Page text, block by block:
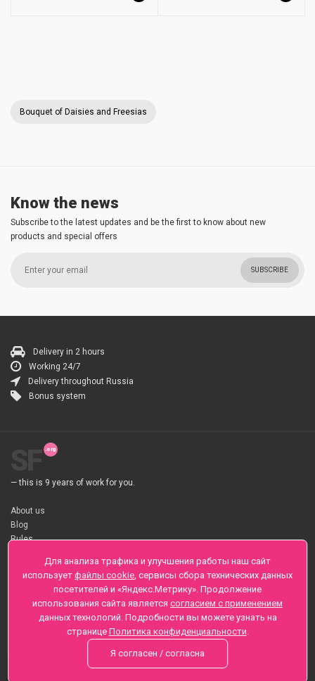
Bouquet of Daisies and Freesias
Know the news
Subscribe to the latest updates and be the first to know about new
products and special offers
SUBSCRIBE
Delivery in 2 hours
Working 24/7
Delivery throughout Russia
Bonus system
— this is 9 years of work for you.
About us
Blog
Rules
About flower Delivery
Payment
Telegramm
Sankt-Peterburg, Zaozernaya 6
+7 (812) 425-01-16
Questions? Call 24 hours
Для анализа трафика и улучшения работы наш сайт
использует файлы cookie, сервисы сбора технических данных
посетителей и «Яндекс.Метрику». Продолжение
использования сайта является согласием с применением
данных технологий. Подробности вы можете узнать на
странице Политика конфиденциальности.
Я согласен / согласна